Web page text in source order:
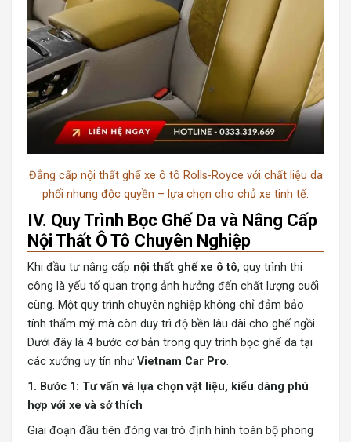
Đẳng cấp nội thất ghế xe ô tô Rolls-Royce với chất liệu da
phối nhung độc quyền – lựa chọn cho chủ xe tinh tế.
IV. Quy Trình Bọc Ghế Da và Nâng Cấp
Nội Thất Ô Tô Chuyên Nghiệp
Khi đầu tư nâng cấp nội thất ghế xe ô tô, quy trình thi
công là yếu tố quan trọng ảnh hưởng đến chất lượng cuối
cùng. Một quy trình chuyên nghiệp không chỉ đảm bảo
tính thẩm mỹ mà còn duy trì độ bền lâu dài cho ghế ngồi.
Dưới đây là 4 bước cơ bản trong quy trình bọc ghế da tại
các xưởng uy tín như Vietnam Car Pro.
1. Bước 1: Tư vấn và lựa chọn vật liệu, kiểu dáng phù
hợp với xe và sở thích
Giai đoạn đầu tiên đóng vai trò định hình toàn bộ phong